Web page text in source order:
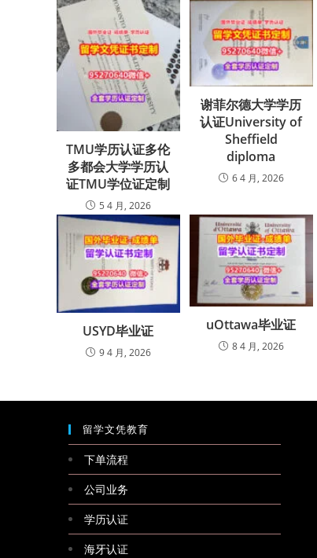
TMU学历认证多伦
多都会大学学历认
证TMU学位证定制
5 4 月, 2026
谢菲尔德大学学历
认证University of
Sheffield
diploma
6 4 月, 2026
USYD毕业证
9 4 月, 2026
uOttawa毕业证
8 4 月, 2026
留学文凭教育
下单流程
公司业务
学历认证
海牙认证